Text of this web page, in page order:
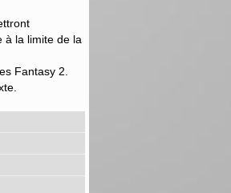
à la limite de la
Fantasy 2.